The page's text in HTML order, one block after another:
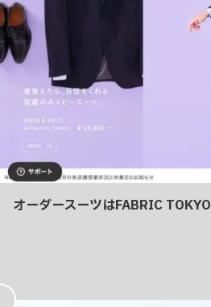
オーダースーツはFABRIC TOKYO